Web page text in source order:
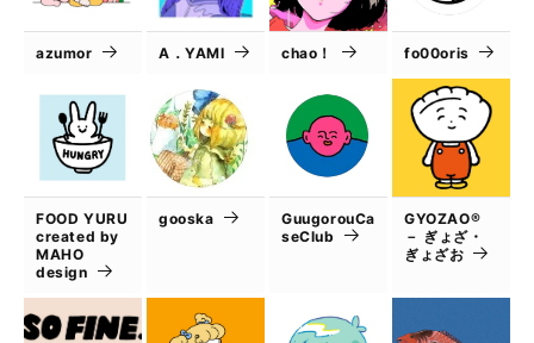
azumor A．YAMI chao！ fo00oris
FOOD YURU
created by
MAHO
design
gooska
GuugorouCa
seClub
GYOZAO®
－ ぎょざ・
ぎょざお